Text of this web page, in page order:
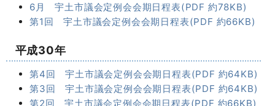
6月 宇土市議会定例会会期日程表(PDF 約78KB)
第1回 宇土市議会定例会会期日程表(PDF 約66KB)
平成30年
第4回 宇土市議会定例会会期日程表(PDF 約64KB)
第3回 宇土市議会定例会会期日程表(PDF 約64KB)
第2回 宇土市議会定例会会期日程表(PDF 約66KB)